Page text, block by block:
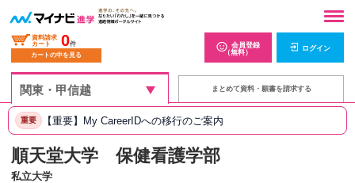
資料請求
カート
0件
カートの中を見る
会員登録
（無料）
ログイン
まとめて資料・願書を請求する
重要 【重要】My CareerIDへの移行のご案内
順天堂大学 保健看護学部
私立大学